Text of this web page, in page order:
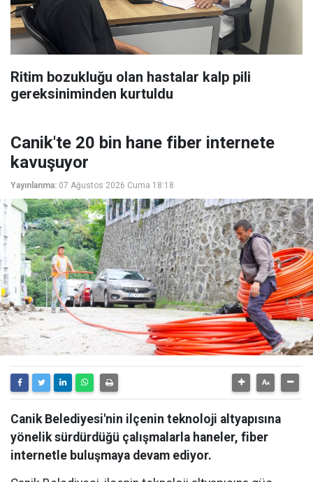
Ritim bozukluğu olan hastalar kalp pili
gereksiniminden kurtuldu
Canik'te 20 bin hane fiber internete
kavuşuyor
Yayınlanma: 07 Ağustos 2026 Cuma 18:18
Canik Belediyesi'nin ilçenin teknoloji altyapısına
yönelik sürdürdüğü çalışmalarla haneler, fiber
internetle buluşmaya devam ediyor.